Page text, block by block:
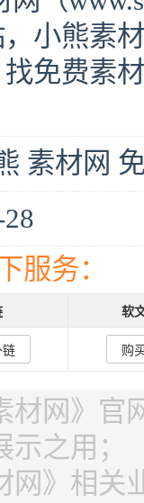
小熊素
免费素
素材网
服务：
软
链 购
材网》官
之用；
网》相关